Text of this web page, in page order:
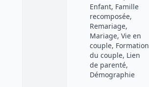
Enfant, Famille
recomposée,
Remariage,
Mariage, Vie en
couple, Formation
du couple, Lien
de parenté,
Démographie